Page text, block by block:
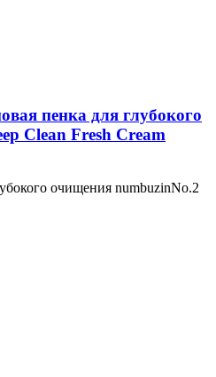
пенка для глубокого
Clean Fresh Cream
очищения numbuzinNo.2